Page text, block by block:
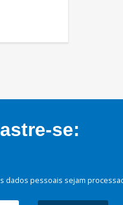
se:
pessoais sejam